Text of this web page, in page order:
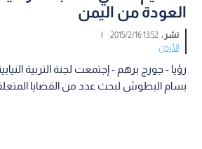
العودة من اليمن
نشر :13:52 2015/2/16
|
الأردن
رؤيا - جورج برهم - إجتمعت لجنة التربية
بسام البطوش لبحث عدد من القضايا